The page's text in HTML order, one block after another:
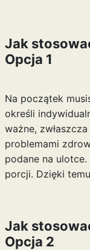
Jak
Opcja 1
Na początek
określi
ważne,
problemami
podane na
porcji. Dzięki
Jak
Opcja 2